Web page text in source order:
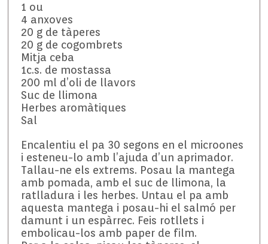
1 ou
4 anxoves
20 g de tàperes
20 g de cogombrets
Mitja ceba
1c.s. de mostassa
200 ml d’oli de llavors
Suc de llimona
Herbes aromàtiques
Sal
Encalentiu el pa 30 segons en el microones
i esteneu-lo amb l’ajuda d’un aprimador.
Tallau-ne els extrems. Posau la mantega
amb pomada, amb el suc de llimona, la
ratlladura i les herbes. Untau el pa amb
aquesta mantega i posau-hi el salmó per
damunt i un espàrrec. Feis rotllets i
embolicau-los amb paper de film.